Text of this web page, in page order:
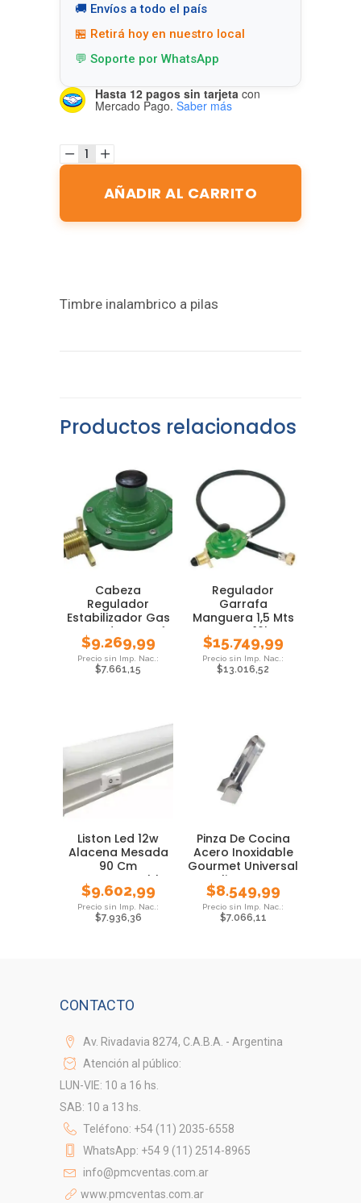
🚚 Envíos a todo el país
🏪 Retirá hoy en nuestro local
💬 Soporte por WhatsApp
Hasta 12 pagos sin tarjeta con
Mercado Pago. Saber más
AÑADIR AL CARRITO
Timbre inalambrico a pilas
Productos relacionados
Cabeza
Regulador
Estabilizador Gas
Envasado Garrafa
10 Kg
$9.269,99
$7.661,15
Regulador
Garrafa
Manguera 1,5 Mts
Brogas 10kg
Cocina Anafe
$15.749,99
$13.016,52
Liston Led 12w
Alacena Mesada
90 Cm
Interconectable
Luz Fria
$9.602,99
$7.936,36
Pinza De Cocina
Acero Inoxidable
Gourmet Universal
Alimentos
$8.549,99
$7.066,11
CONTACTO
Av. Rivadavia 8274, C.A.B.A. - Argentina
Atención al público:
LUN-VIE: 10 a 16 hs.
SAB: 10 a 13 hs.
Teléfono: +54 (11) 2035-6558
WhatsApp: +54 9 (11) 2514-8965
info@pmcventas.com.ar
www.pmcventas.com.ar